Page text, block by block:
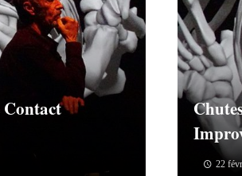
Contact
22